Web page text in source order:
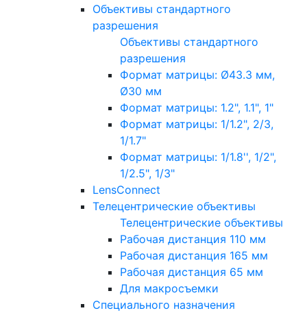
Объективы стандартного
разрешения
Объективы стандартного
разрешения
Формат матрицы: Ø43.3 мм,
Ø30 мм
Формат матрицы: 1.2", 1.1", 1"
Формат матрицы: 1/1.2", 2/3,
1/1.7"
Формат матрицы: 1/1.8'', 1/2",
1/2.5", 1/3"
LensConnect
Телецентрические объективы
Телецентрические объективы
Рабочая дистанция 110 мм
Рабочая дистанция 165 мм
Рабочая дистанция 65 мм
Для макросъемки
Специального назначения